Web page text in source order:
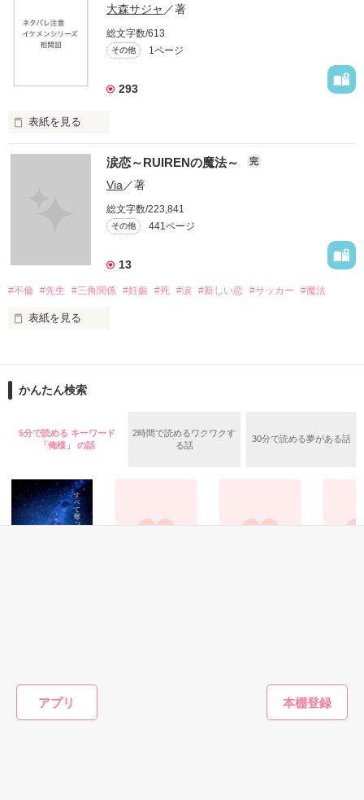
アプリ
大森サジャ ／著
総文字数/613
その他 1ページ
293
表紙を見る
イケメンシリーズ相関図
第一弾から第十弾
作品を読むのに役立てばと思います
涙恋～RUIRENの魔法～ 完
Via／著
総文字数/223,841
その他 441ページ
13
#不倫 #先生 #三角関係 #妊娠 #死 #涙 #新しい恋 #サッカー #魔法
表紙を見る
泣かせてばかりで…ゴメン…」
ユウは悲しく微笑む・・・・
悩み傷つき　精一杯愛した人
再び涙恋の魔法にかけられ
運命の再会を選んだ………
かんたん検索
5分で読める キーワード
「俺様」 の話
2時間で読めるワクワクす
る話
30分で読める夢がある話
もっと見る